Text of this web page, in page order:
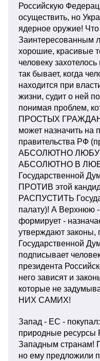
Российскую
осуществить, но
ядерное оружие!
Заинтересованным
хорошие, красивые
человеку
так бывает, когда
находится при
жизни, судит о ней
понимая проблем,
ПРОСТЫХ ГРАЖДАН!
может назначить на
правительства РФ
АБСОЛЮТНО
АБСОЛЮТНО В
Государственной
ПРОТИВ этой
РАСПУСТИТЬ
палату)! А Верхнюю
формирует -
утверждают законы,
Государственной
подписывает
президента
него зависят и
которые не
НИХ САМИХ!
Запад - ЕС -
природные
Западным странам!
но ему предложили